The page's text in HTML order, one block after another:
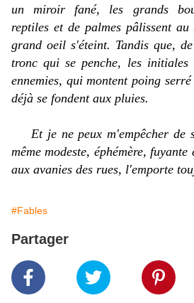
un miroir fané, les grands
reptiles et de palmes pâlissent
grand oeil s'éteint. Tandis que,
tronc qui se penche, les initiales
ennemies, qui montent poing
déjà se fondent aux pluies.
Et je ne peux m'empêcher de
même modeste, éphémère,
aux avanies des rues, l'emporte
#Fables
Partager